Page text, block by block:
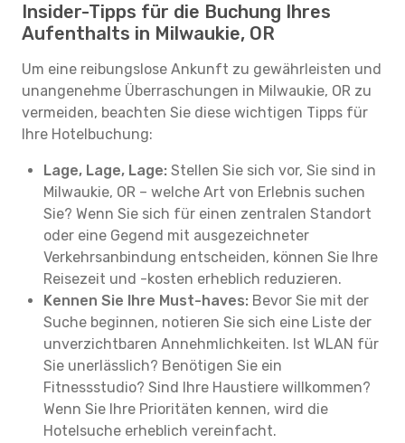
Insider-Tipps für die Buchung Ihres
Aufenthalts in Milwaukie, OR
Um eine reibungslose Ankunft zu gewährleisten und
unangenehme Überraschungen in Milwaukie, OR zu
vermeiden, beachten Sie diese wichtigen Tipps für
Ihre Hotelbuchung:
Lage, Lage, Lage: Stellen Sie sich vor, Sie sind in
Milwaukie, OR – welche Art von Erlebnis suchen
Sie? Wenn Sie sich für einen zentralen Standort
oder eine Gegend mit ausgezeichneter
Verkehrsanbindung entscheiden, können Sie Ihre
Reisezeit und -kosten erheblich reduzieren.
Kennen Sie Ihre Must-haves: Bevor Sie mit der
Suche beginnen, notieren Sie sich eine Liste der
unverzichtbaren Annehmlichkeiten. Ist WLAN für
Sie unerlässlich? Benötigen Sie ein
Fitnessstudio? Sind Ihre Haustiere willkommen?
Wenn Sie Ihre Prioritäten kennen, wird die
Hotelsuche erheblich vereinfacht.